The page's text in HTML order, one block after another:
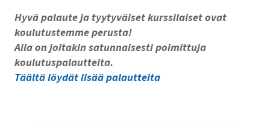
Hyvä palaute ja tyytyväiset kurssilaiset ovat
koulutustemme perusta!
Alla on joitakin satunnaisesti poimittuja
koulutuspalautteita.
Täältä löydät lisää palautteita